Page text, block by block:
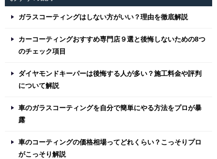
ガラスコーティングはしない方がいい？理由を徹底解説
カーコーティングおすすめ専門店９選と後悔しないための8つ
のチェック項目
ダイヤモンドキーパーは後悔する人が多い？施工料金や評判
について解説
車のガラスコーティングを自分で簡単にやる方法をプロが暴
露
車のコーティングの価格相場ってどれくらい？こっそりプロ
がこっそり解説